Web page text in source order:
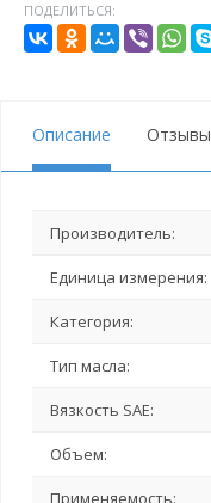
ПОДЕЛИТЬСЯ:
Описание Отзывы
Производитель:
Единица измерения:
Категория:
Тип масла:
Вязкость SAE:
Объем:
Применяемость: